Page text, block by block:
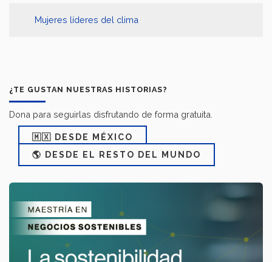
Mujeres líderes del clima
¿TE GUSTAN NUESTRAS HISTORIAS?
Dona para seguirlas disfrutando de forma gratuita.
🇲🇽 DESDE MÉXICO
🌎 DESDE EL RESTO DEL MUNDO